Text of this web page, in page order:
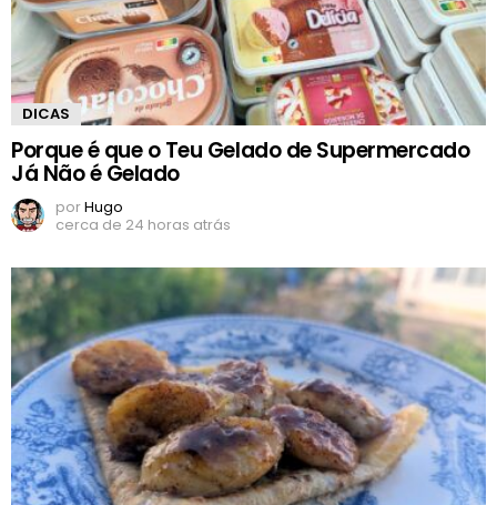
DICAS
Porque é que o Teu Gelado de Supermercado
Já Não é Gelado
porHugo
cerca de 24 horas atrás